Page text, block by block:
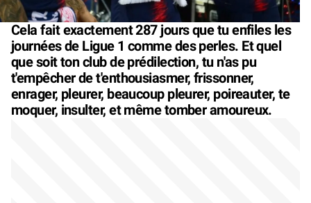
Cela fait exactement 287 jours que tu enfiles les
journées de Ligue 1 comme des perles. Et quel
que soit ton club de prédilection, tu n'as pu
t'empêcher de t'enthousiasmer, frissonner,
enrager, pleurer, beaucoup pleurer, poireauter, te
moquer, insulter, et même tomber amoureux.